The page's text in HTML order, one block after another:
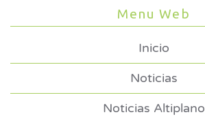
Menu Web
Inicio
Noticias
Noticias Altiplano